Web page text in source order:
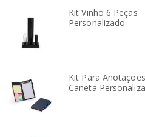
Kit Vinho 6 Peças
Personalizado
Kit Para
Caneta
Eduardo
Drogaria Onofre
BANDBRINDES nós
temos um
A